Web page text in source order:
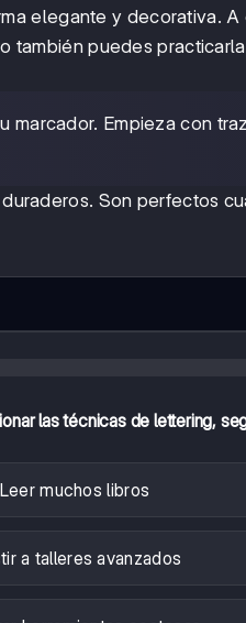
elegante y decorativa.
también puedes
marcador. Empieza con
Son perfectos
las técnicas de lettering,
Leer muchos libros
a talleres avanzados